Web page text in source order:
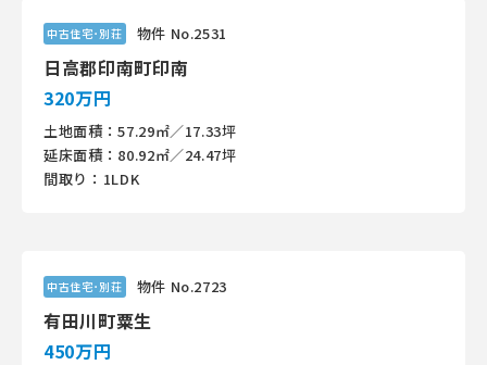
中古住宅･別荘 物件 No.2531
日高郡印南町印南
320万円
土地面積：57.29㎡／17.33坪
延床面積：80.92㎡／24.47坪
間取り：1LDK
中古住宅･別荘 物件 No.2723
有田川町粟生
450万円